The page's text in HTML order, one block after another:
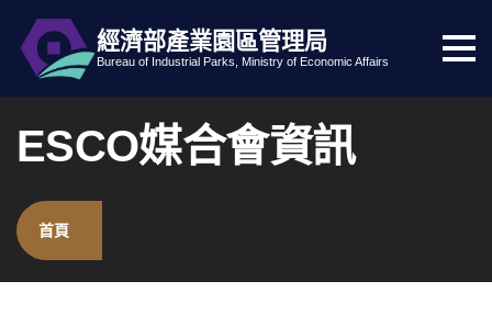
跳到主要內容
網站導覽
經濟部產業園區管理局
Bureau of Industrial Parks, Ministry of Economic Affairs
選
單
ESCO媒合會資訊
首頁